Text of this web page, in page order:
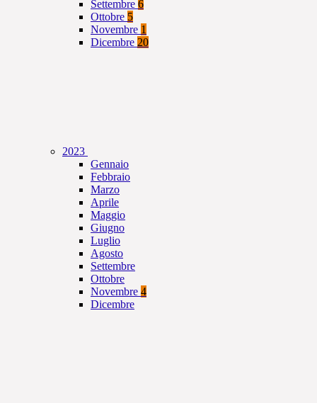
Settembre 6
Ottobre 5
Novembre 1
Dicembre 20
2023
Gennaio
Febbraio
Marzo
Aprile
Maggio
Giugno
Luglio
Agosto
Settembre
Ottobre
Novembre 4
Dicembre